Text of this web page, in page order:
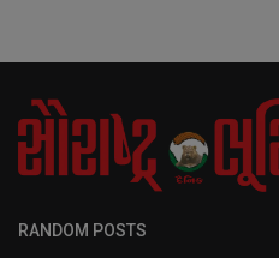
RANDOM POSTS